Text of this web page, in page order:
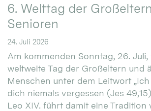
6. Welttag der
Senioren
24. Juli 2026
Am kommenden Sonntag, 26.
weltweite Tag der Großeltern und
Menschen unter dem Leitwort
dich niemals vergessen (Jes
Leo XIV. führt damit eine Tradition